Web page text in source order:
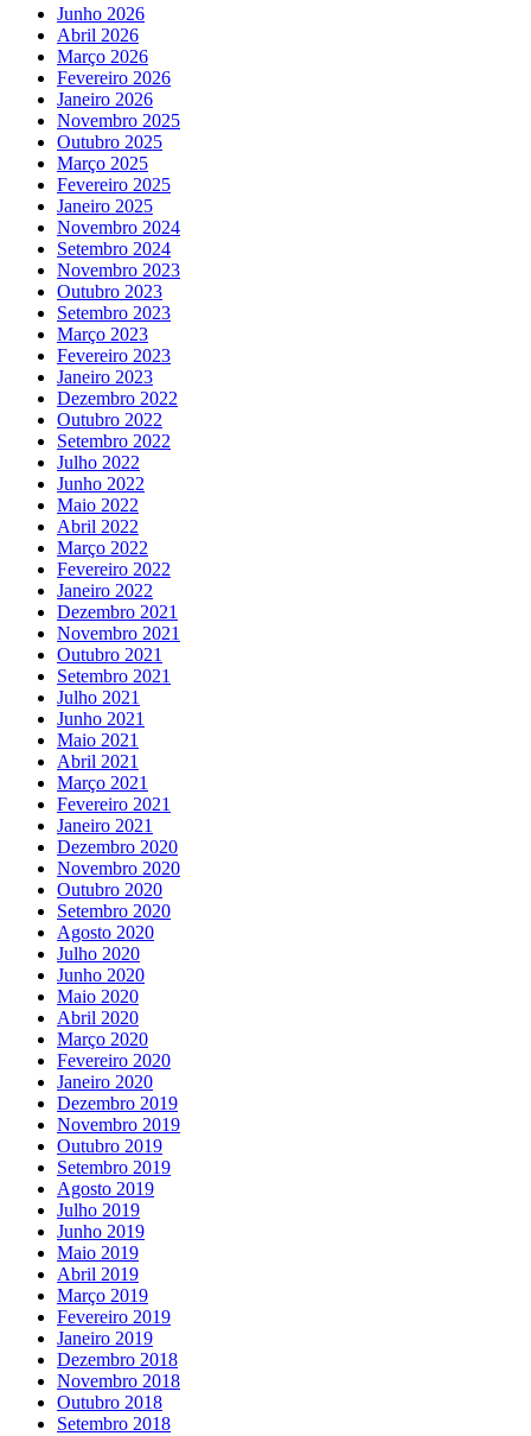
Junho 2026
Abril 2026
Março 2026
Fevereiro 2026
Janeiro 2026
Novembro 2025
Outubro 2025
Março 2025
Fevereiro 2025
Janeiro 2025
Novembro 2024
Setembro 2024
Novembro 2023
Outubro 2023
Setembro 2023
Março 2023
Fevereiro 2023
Janeiro 2023
Dezembro 2022
Outubro 2022
Setembro 2022
Julho 2022
Junho 2022
Maio 2022
Abril 2022
Março 2022
Fevereiro 2022
Janeiro 2022
Dezembro 2021
Novembro 2021
Outubro 2021
Setembro 2021
Julho 2021
Junho 2021
Maio 2021
Abril 2021
Março 2021
Fevereiro 2021
Janeiro 2021
Dezembro 2020
Novembro 2020
Outubro 2020
Setembro 2020
Agosto 2020
Julho 2020
Junho 2020
Maio 2020
Abril 2020
Março 2020
Fevereiro 2020
Janeiro 2020
Dezembro 2019
Novembro 2019
Outubro 2019
Setembro 2019
Agosto 2019
Julho 2019
Junho 2019
Maio 2019
Abril 2019
Março 2019
Fevereiro 2019
Janeiro 2019
Dezembro 2018
Novembro 2018
Outubro 2018
Setembro 2018